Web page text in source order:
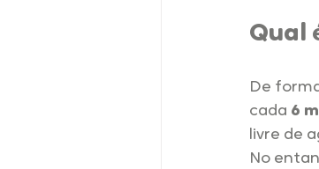
Qual
De
cada 6
livre de
No